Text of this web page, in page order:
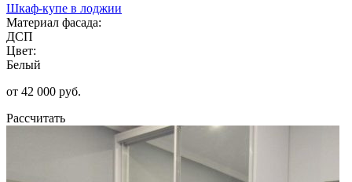
Шкаф-купе в лоджии
Материал фасада:
ДСП
Цвет:
Белый
от 42 000 руб.
Рассчитать